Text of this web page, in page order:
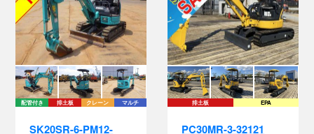
配管付き 排土板 クレーン マルチ
SK20SR-6-PM12-
排土板 EPA
PC30MR-3-32121